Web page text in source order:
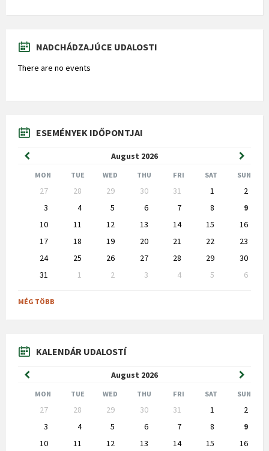
NADCHÁDZAJÚCE UDALOSTI
There are no events
ESEMÉNYEK IDŐPONTJAI
August 2026
Previous
Month
Month
MON TUE WED THU FRI SAT SUN
calendar
27 28 29 30 31 1
2
3
4 5 6 7 8
9
10
11 12 13 14 15
16
17
18 19 20 21 22
23
24
25 26 27 28 29
30
31
1 2 3 4 5
6
to
calendar
MÉG TÖBB
KALENDÁR UDALOSTÍ
August 2026
Previous
Month
Month
MON TUE WED THU FRI SAT SUN
calendar
27 28 29 30 31 1
2
3
4 5 6 7 8
9
10
11 12 13 14 15 16